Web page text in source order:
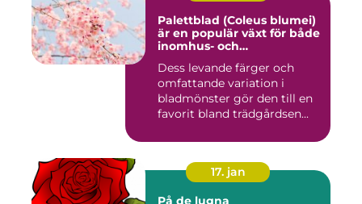
Palettblad (Coleus blumei)
är en populär växt för både
inomhus- och
Dess levande färger och
omfattande variation i
bladmönster gör den till en
favorit bland trädgårdsen...
17. jan
På de lugna